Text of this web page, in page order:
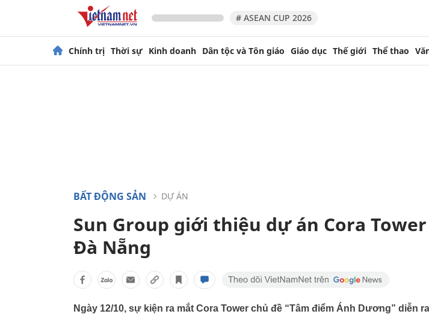
# ASEAN CUP 2026
Chính trị Thời sự Kinh doanh Dân tộc và Tôn giáo Giáo dục Thế giới Thể thao
BẤT ĐỘNG SẢN DỰ ÁN
Sun Group giới thiệu dự án Cora
Đà Nẵng
Ngày 12/10, sự kiện ra mắt Cora Tower chủ đề “Tâm điểm Ánh Dương” diễn